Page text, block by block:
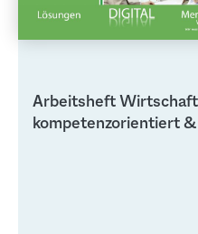
angepasst. Im Buch wird
zur Erarbeitung von
Arbeitsheft
kompetenzorientiert